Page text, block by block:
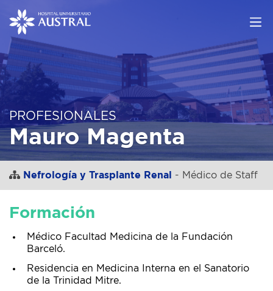
PROFESIONALES
Mauro Magenta
Nefrología y Trasplante Renal - Médico de Staff
Formación
Médico Facultad Medicina de la Fundación
Barceló.
Residencia en Medicina Interna en el Sanatorio
de la Trinidad Mitre.